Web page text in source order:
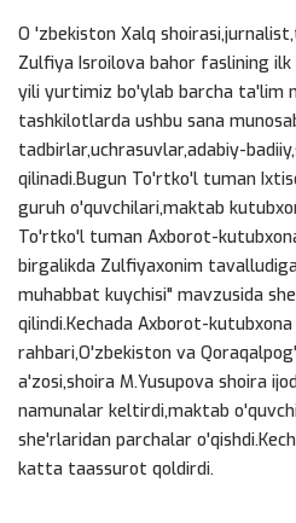
O 'zbekiston Xalq
Zulfiya Isroilova bahor faslining
yili yurtimiz bo'ylab barcha ta'lim
tashkilotlarda ushbu sana
tadbirlar,uchrasuvlar,adabiy-
qilinadi.Bugun To'rtko'l tuman
guruh o'quvchilari,maktab
To'rtko'l tuman Axborot-
birgalikda Zulfiyaxonim
muhabbat kuychisi" mavzusida
qilindi.Kechada Axborot-
rahbari,O'zbekiston va
a'zosi,shoira M.Yusupova shoira
namunalar keltirdi,maktab
she'rlaridan parchalar
katta taassurot qoldirdi.